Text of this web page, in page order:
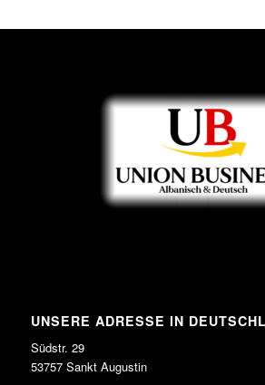
UNSERE ADRESSE IN
Südstr. 29
53757 Sankt Augustin